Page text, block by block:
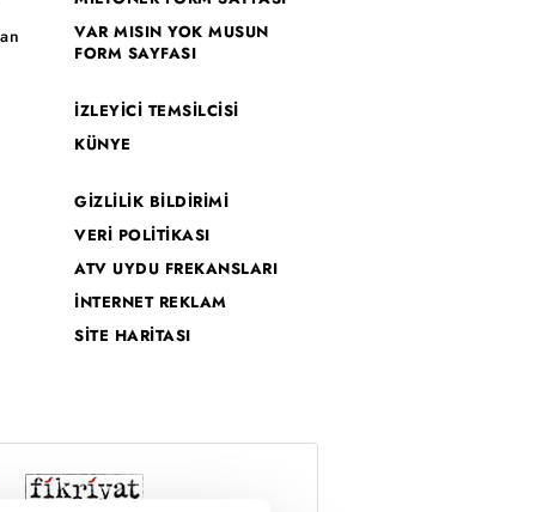
VAR MISIN YOK MUSUN
FORM SAYFASI
İZLEYİCİ TEMSİLCİSİ
KÜNYE
GİZLİLİK BİLDİRİMİ
VERİ POLİTİKASI
ATV UYDU FREKANSLARI
İNTERNET REKLAM
SİTE HARİTASI